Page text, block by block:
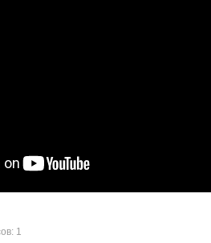
1